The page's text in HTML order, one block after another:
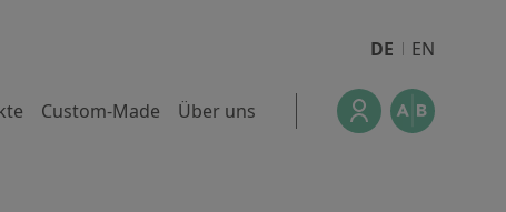
DE EN
Custom-Made Über uns